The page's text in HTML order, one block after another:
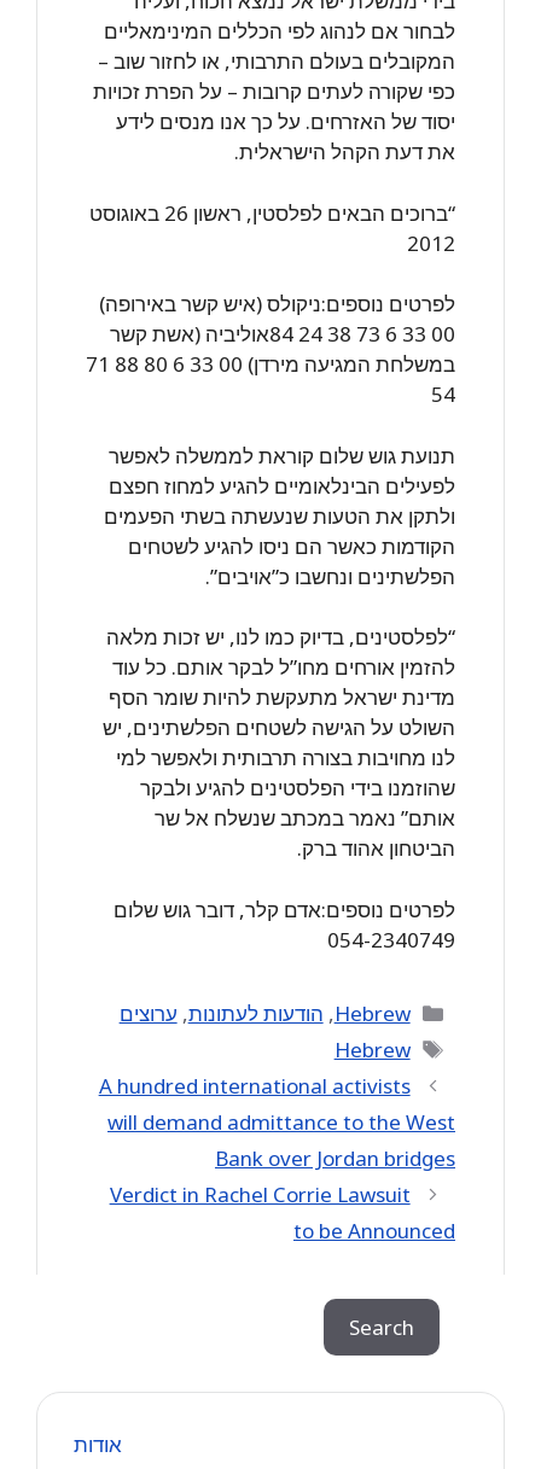
לבחור אם לנהוג לפי הכללים המינימאליים
המקובלים בעולם התרבותי, או לחזור שוב –
כפי שקורה לעתים קרובות – על הפרת זכויות
יסוד של האזרחים. על כך אנו מנסים לידע
את דעת הקהל הישראלית.
“ברוכים הבאים לפלסטין, ראשון 26 באוגוסט
2012
לפרטים נוספים:ניקולס (איש קשר באירופה)
00 33 6 73 38 24 84אוליביה (אשת קשר
במשלחת המגיעה מירדן) 00 33 6 80 88 71
54
תנועת גוש שלום קוראת לממשלה לאפשר
לפעילים הבינלאומיים להגיע למחוז חפצם
ולתקן את הטעות שנעשתה בשתי הפעמים
הקודמות כאשר הם ניסו להגיע לשטחים
הפלשתינים ונחשבו כ”אויבים”.
“לפלסטינים, בדיוק כמו לנו, יש זכות מלאה
להזמין אורחים מחו”ל לבקר אותם. כל עוד
מדינת ישראל מתעקשת להיות שומר הסף
השולט על הגישה לשטחים הפלשתינים, יש
לנו מחויבות בצורה תרבותית ולאפשר למי
שהוזמנו בידי הפלסטינים להגיע ולבקר
אותם” נאמר במכתב שנשלח אל שר
הביטחון אהוד ברק.
לפרטים נוספים:אדם קלר, דובר גוש שלום
054-2340749
Categories
Hebrew
, הודעות לעתונות, ערוצים
Tags
Hebrew
A hundred international activists
will demand admittance to the West
Bank over Jordan bridges
Verdict in Rachel Corrie Lawsuit
to be Announced
Search
אודות